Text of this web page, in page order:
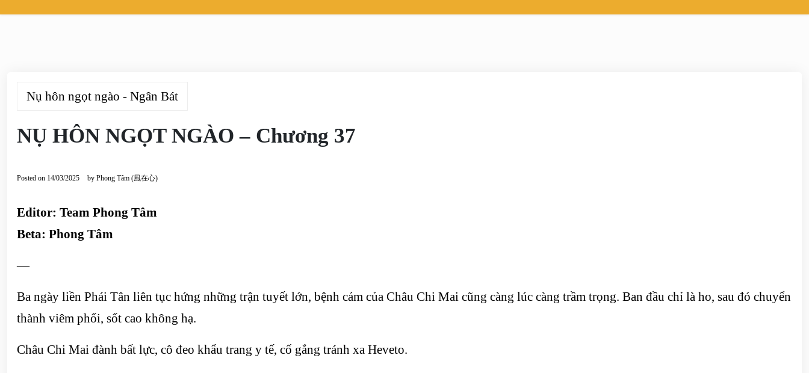
Nụ hôn ngọt ngào - Ngân Bát
NỤ HÔN NGỌT NGÀO – Chương 37
Posted on 14/03/2025 by Phong Tâm (風在心)
Editor: Team Phong Tâm
Beta: Phong Tâm
—
Ba ngày liền Phái Tân liên tục hứng những trận tuyết lớn, bệnh cảm của Châu Chi Mai cũng càng lúc càng trầm trọng. Ban đầu chỉ là ho, sau đó chuyển
thành viêm phổi, sốt cao không hạ.
Châu Chi Mai đành bất lực, cô đeo khẩu trang y tế, cố gắng tránh xa Heveto.